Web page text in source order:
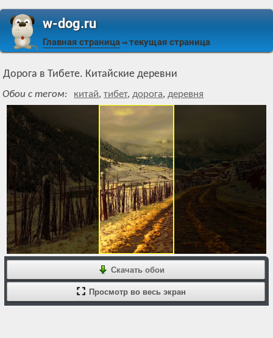
w-dog.ru
Главная страница ⇒ текущая страница
Дорога в Тибете. Китайские деревни
Обои с тегом: китай,тибет,дорога,деревня
Скачать обои
Просмотр во весь экран